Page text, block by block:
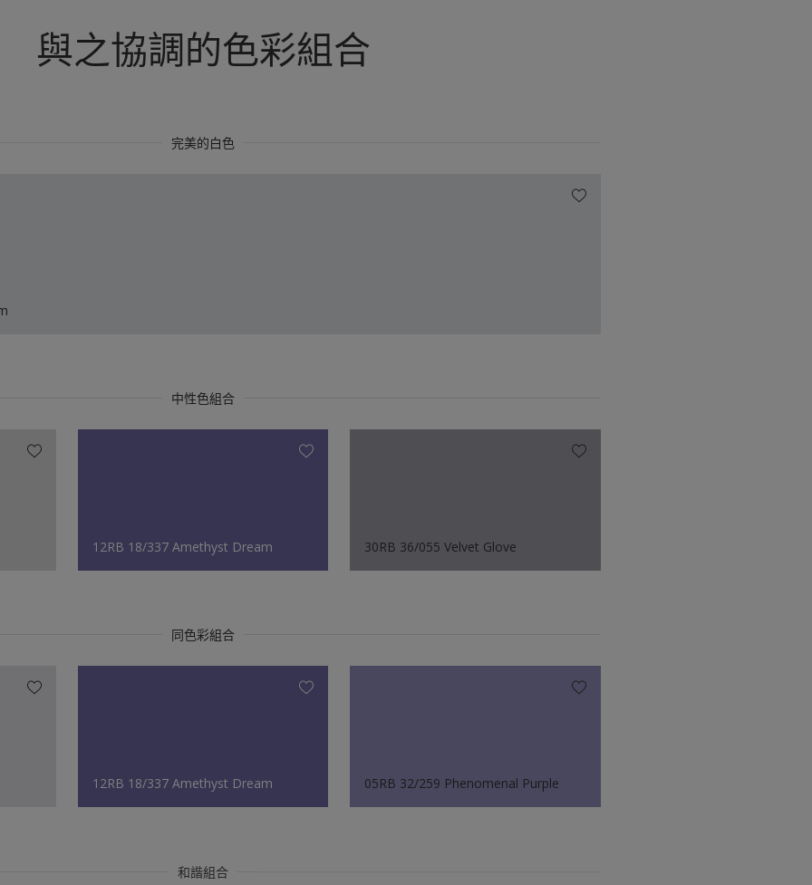
與之協調的色彩組合
完美的白色
中性色組合
12RB 18/337 Amethyst Dream 30RB 36/055 Velvet Glove
同色彩組合
12RB 18/337 Amethyst Dream 05RB 32/259 Phenomenal Purple
和諧組合